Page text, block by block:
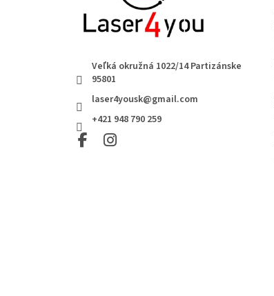
Veľká okružná 1022/14 Partizánske
95801
laser4yousk@gmail.com
+421 948 790 259